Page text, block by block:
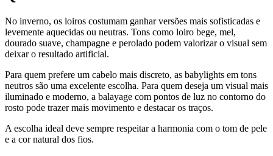
No inverno, os loiros costumam ganhar versões mais sofisticadas e
levemente aquecidas ou neutras. Tons como loiro bege, mel,
dourado suave, champagne e perolado podem valorizar o visual sem
deixar o resultado artificial.
Para quem prefere um cabelo mais discreto, as babylights em tons
neutros são uma excelente escolha. Para quem deseja um visual mais
iluminado e moderno, a balayage com pontos de luz no contorno do
rosto pode trazer mais movimento e destacar os traços.
A escolha ideal deve sempre respeitar a harmonia com o tom de pele
e a cor natural dos fios.